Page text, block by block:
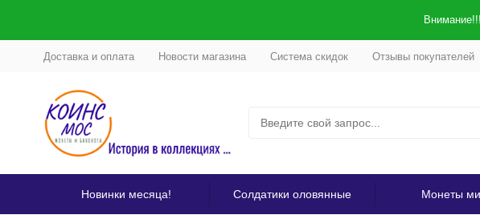
Доставка и оплата Новости магазина Система скидок Отзывы покупателей
Новинки месяца! Солдатики оловянные Монеты